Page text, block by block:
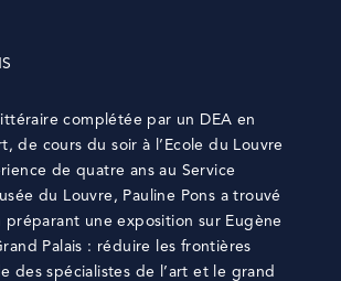
complétée par un DEA en
de cours du soir à l’Ecole du Louvre
de quatre ans au Service
du Louvre, Pauline Pons a trouvé
préparant une exposition sur Eugène
Palais : réduire les frontières
des spécialistes de l’art et le grand